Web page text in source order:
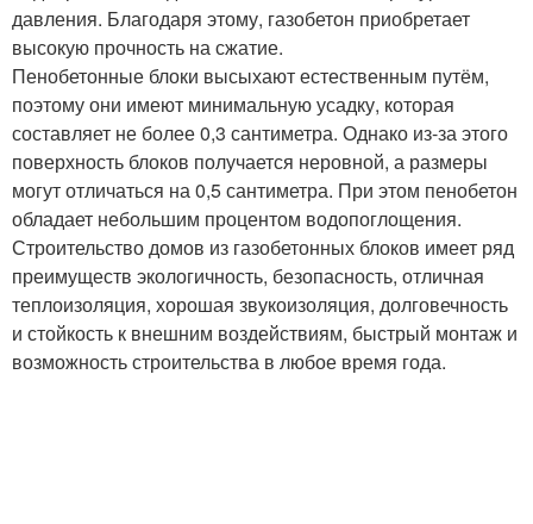
давления. Благодаря этому, газобетон приобретает
высокую прочность на сжатие.
Пенобетонные блоки высыхают естественным путём,
поэтому они имеют минимальную усадку, которая
составляет не более 0,3 сантиметра. Однако из-за этого
поверхность блоков получается неровной, а размеры
могут отличаться на 0,5 сантиметра. При этом пенобетон
обладает небольшим процентом водопоглощения.
Строительство домов из газобетонных блоков имеет ряд
преимуществ экологичность, безопасность, отличная
теплоизоляция, хорошая звукоизоляция, долговечность
и стойкость к внешним воздействиям, быстрый монтаж и
возможность строительства в любое время года.